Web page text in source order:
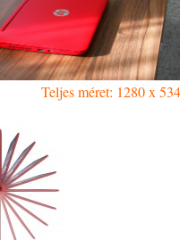
Teljes méret: 1280 x